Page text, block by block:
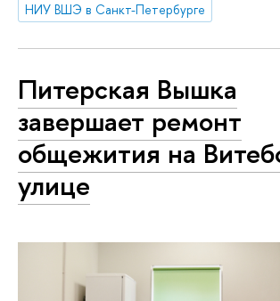
НИУ ВШЭ в Санкт-Петербурге
Питерская Вышка
завершает ремонт
общежития на
улице